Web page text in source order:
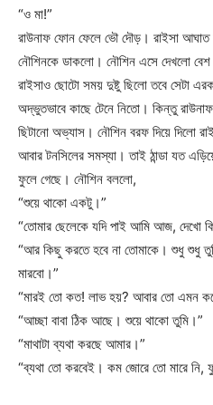
“ও মা!”
রাউনাফ ফোন ফেলে ভৌ দৌড়। রাইসা আঘাত
নৌশিনকে ডাকলো। নৌশিন এসে দেখলো
রাইসাও ছোটো সময় দুষ্টু ছিলো তবে সেটা
অদ্ভুতভাবে কাছে টেনে নিতো। কিন্তু
ছিটানো অভ্যাস। নৌশিন বরফ দিয়ে দিলো
আবার টনসিলের সমস্যা। তাই ঠান্ডা যত
ফুলে গেছে। নৌশিন বললো,
“শুয়ে থাকো একটু।”
“তোমার ছেলেকে যদি পাই আমি আজ, দেখো
“আর কিছু করতে হবে না তোমাকে। শুধু শুধু
মারবো।”
“মারই তো কত! লাভ হয়? আবার তো এমন
“আচ্ছা বাবা ঠিক আছে। শুয়ে থাকো তুমি।”
“মাথাটা ব্যথা করছে আমার।”
“ব্যথা তো করবেই। কম জোরে তো মারে নি,